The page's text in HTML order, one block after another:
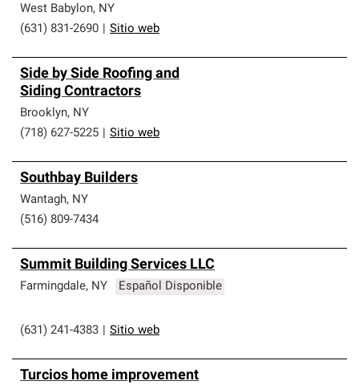
West Babylon, NY
(631) 831-2690
Sitio web
Side by Side Roofing and
Siding Contractors
Brooklyn, NY
(718) 627-5225
Sitio web
Southbay Builders
Wantagh, NY
(516) 809-7434
Summit Building Services LLC
Farmingdale, NY Español Disponible
(631) 241-4383 Sitio web
Turcios home improvement